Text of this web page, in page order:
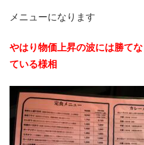
メニューになります
やはり物価上昇の波には勝て
ている様相